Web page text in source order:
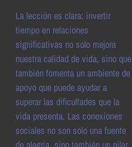
La lección es clara: invertir
tiempo en relaciones
significativas no solo mejora
nuestra calidad de vida, sino que
también fomenta un ambiente de
apoyo que puede ayudar a
superar las dificultades que la
vida presenta. Las conexiones
sociales no son solo una fuente